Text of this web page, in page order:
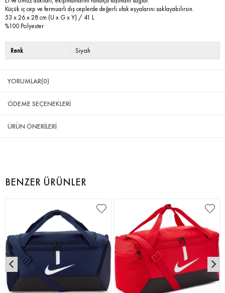
Küçük iç cep ve fermuarlı dış ceplerde değerli ufak eşyalarını saklayabilirsin.
53 x 26 x 28 cm (U x G x Y) / 41 L
%100 Polyester
Renk Siyah
YORUMLAR(0)
ÖDEME SEÇENEKLERI
ÜRÜN ÖNERILERI
BENZER ÜRÜNLER